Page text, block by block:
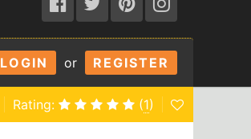
LOGIN or REGISTER
Rating: (1)